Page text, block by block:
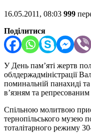
16.05.2011, 08:03 999
Поділитися
У День пам’яті жертв
облдержадміністрації
поминальній панахиді
в’язням та
Спільною молитвою
тернопільського музею
тоталітарного режиму